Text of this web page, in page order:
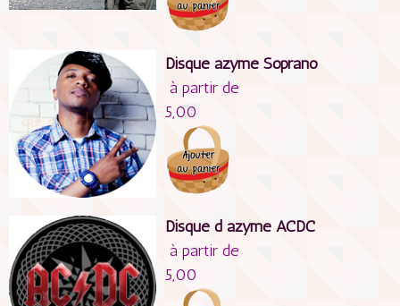
Disque azyme Soprano
à partir de
5,00
Disque d azyme ACDC
à partir de
5,00